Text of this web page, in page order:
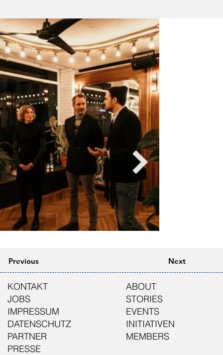
Previous Next
KONTAKT
JOBS
IMPRESSUM
DATENSCHUTZ
PARTNER
PRESSE
ABOUT
STORIES
EVENTS
INITIATIVEN
MEMBERS